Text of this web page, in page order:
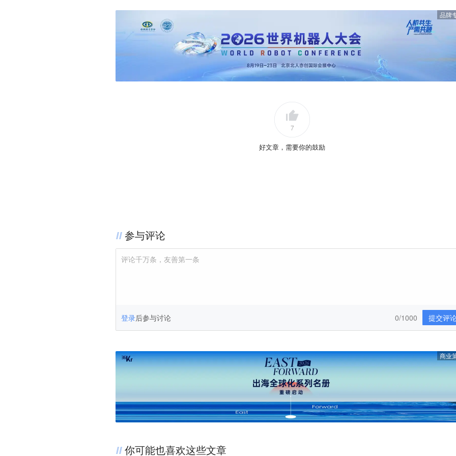
品牌
7
好文章，需要你的鼓励
参与评论
评论千万条，友善第一条
登录后参与讨论 提交评
0/1000
商业
你可能也喜欢这些文章